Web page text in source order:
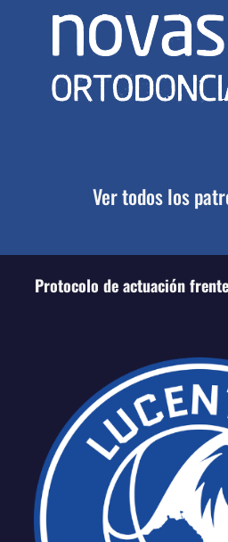
Ver todos los
Protocolo de actuación